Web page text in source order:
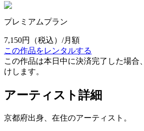
プレミアムプラン
7,150円
（税込）/月額
この作品をレンタルする
この作品は本日中に決済完了した場合、
けします。
アーティスト詳細
京都府出身、在住のアーティスト。